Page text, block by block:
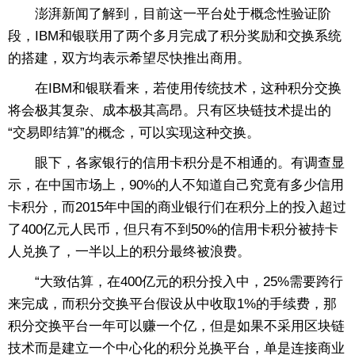
澎湃新闻了解到，目前这一平台处于概念性验证阶
段，IBM和银联用了两个多月完成了积分奖励和交换系统
的搭建，双方均表示希望尽快推出商用。
在IBM和银联看来，若使用传统技术，这种积分交换
将会极其复杂、成本极其高昂。只有区块链技术提出的
“交易即结算”的概念，可以实现这种交换。
眼下，各家银行的信用卡积分是不相通的。有调查显
示，在中国市场上，90%的人不知道自己究竟有多少信用
卡积分，而2015年中国的商业银行们在积分上的投入超过
了400亿元人民币，但只有不到50%的信用卡积分被持卡
人兑换了，一半以上的积分最终被浪费。
“大致估算，在400亿元的积分投入中，25%需要跨行
来完成，而积分交换平台假设从中收取1%的手续费，那
积分交换平台一年可以赚一个亿，但是如果不采用区块链
技术而是建立一个中心化的积分兑换平台，单是连接商业